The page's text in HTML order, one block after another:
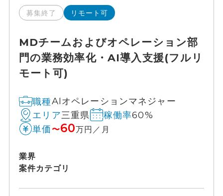
募集終了 リモート可
MDチームおよびオペレーション部
門の業務効率化・AI導入支援(フルリ
モート可)
職種AIオペレーションマネジャー
エリア三重県 稼働率60%
単価 〜60万円／月
業界
案件カテゴリ